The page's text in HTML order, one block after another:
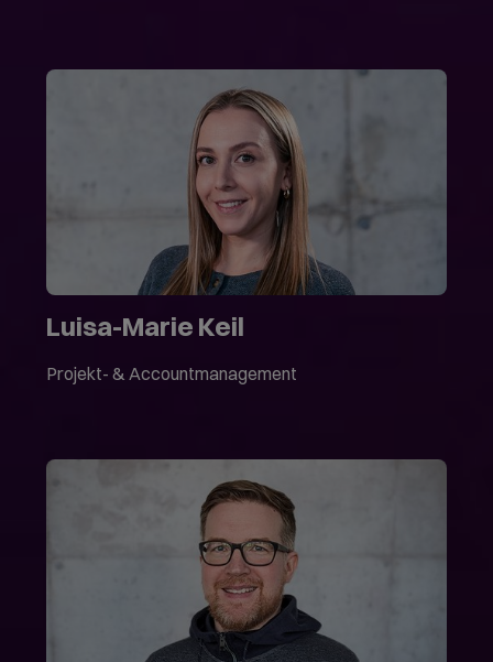
Luisa-Marie Keil
Projekt- & Accountmanagement